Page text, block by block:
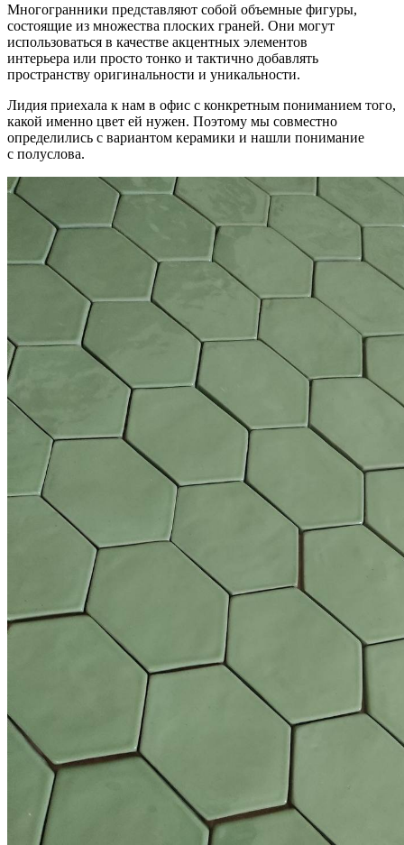
Многогранники представляют собой объемные фигуры,
состоящие из множества плоских граней. Они могут
использоваться в качестве акцентных элементов
интерьера или просто тонко и тактично добавлять
пространству оригинальности и уникальности.
Лидия приехала к нам в офис с конкретным пониманием того,
какой именно цвет ей нужен. Поэтому мы совместно
определились с вариантом керамики и нашли понимание
с полуслова.